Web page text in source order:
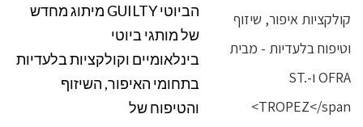
הביוטי GUILTY מיתוג מחדש
של מותגי ביוטי
בינלאומיים וקולקציות בלעדיות
בתחומי האיפור, השיזוף
והטיפוח של